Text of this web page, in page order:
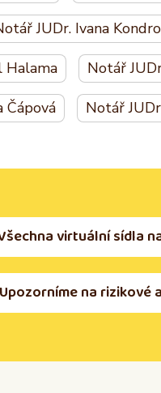
JUDr. Ivana
Halama Notář
Čápová Notář
virtuální sídla
Upozorníme na rizikové